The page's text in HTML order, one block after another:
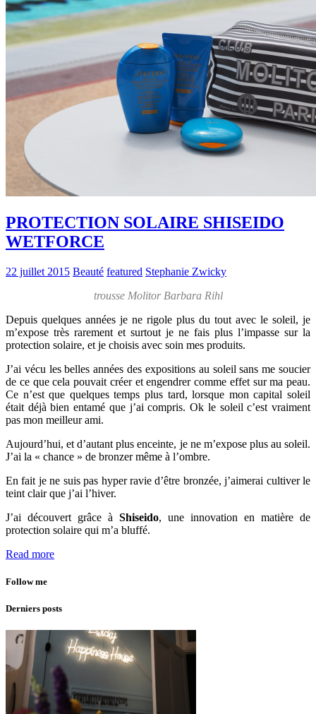
PROTECTION SOLAIRE SHISEIDO
WETFORCE
22 juillet 2015 Beauté featured Stephanie Zwicky
trousse Molitor Barbara Rihl
Depuis quelques années je ne rigole plus du tout avec le soleil, je
m’expose très rarement et surtout je ne fais plus l’impasse sur la
protection solaire, et je choisis avec soin mes produits.
J’ai vécu les belles années des expositions au soleil sans me soucier
de ce que cela pouvait créer et engendrer comme effet sur ma peau.
Ce n’est que quelques temps plus tard, lorsque mon capital soleil
était déjà bien entamé que j’ai compris. Ok le soleil c’est vraiment
pas mon meilleur ami.
Aujourd’hui, et d’autant plus enceinte, je ne m’expose plus au soleil.
J’ai la « chance » de bronzer même à l’ombre.
En fait je ne suis pas hyper ravie d’être bronzée, j’aimerai cultiver le
teint clair que j’ai l’hiver.
J’ai découvert grâce à Shiseido, une innovation en matière de
protection solaire qui m’a bluffé.
Read more
Follow me
Derniers posts